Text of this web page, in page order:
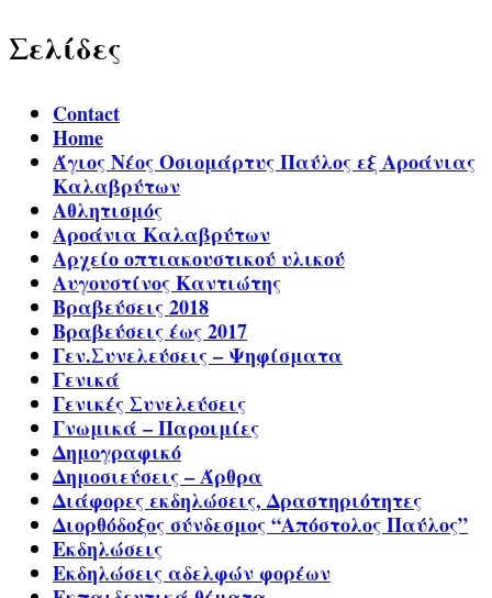
Σελίδες
Contact
Home
Άγιος Νέος Οσιομάρτυς Παύλος εξ Αροάνιας
Καλαβρύτων
Αθλητισμός
Αροάνια Καλαβρύτων
Αρχείο οπτιακουστικού υλικού
Αυγουστίνος Καντιώτης
Βραβεύσεις 2018
Βραβεύσεις έως 2017
Γεν.Συνελεύσεις – Ψηφίσματα
Γενικά
Γενικές Συνελεύσεις
Γνωμικά – Παροιμίες
Δημογραφικό
Δημοσιεύσεις – Άρθρα
Διάφορες εκδηλώσεις, Δραστηριότητες
Διορθόδοξος σύνδεσμος “Απόστολος Παύλος”
Εκδηλώσεις
Εκδηλώσεις αδελφών φορέων